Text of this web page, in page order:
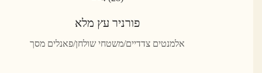
פורניר עץ מלא
אלמנטים צדדיים/משטחי שולחן/פאנלים מסך